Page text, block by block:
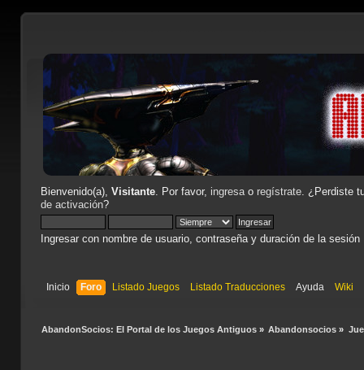
Bienvenido(a), Visitante. Por favor, ingresao regístrate. ¿Perdiste
de activación?
Ingresar con nombre de usuario, contraseña y duración de la sesión
Inicio Foro Listado Juegos Listado Traducciones Ayuda Wiki
AbandonSocios: El Portal de los Juegos Antiguos» Abandonsocios »